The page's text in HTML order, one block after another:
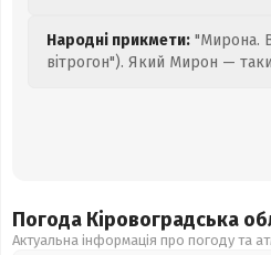
Народні прикмети: "Мирона.
вітрогон"). Який Мирон —
Погода Кіровоградська
Актуальна інформація про погоду та